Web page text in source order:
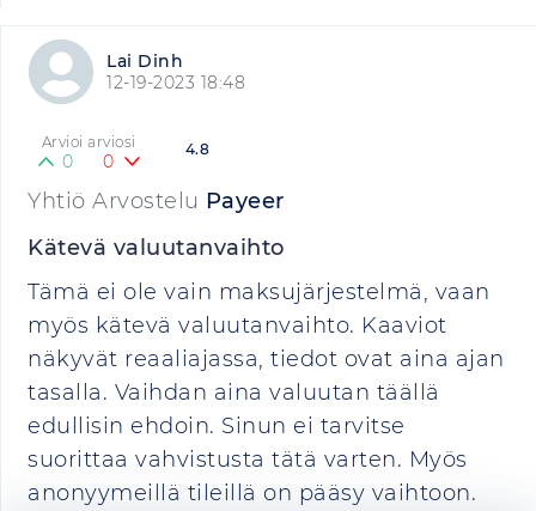
Lai Dinh
12-19-2023 18:48
4.8
Arvioi arviosi
0 0
Yhtiö Arvostelu Payeer
Kätevä valuutanvaihto
Tämä ei ole vain maksujärjestelmä, vaan
myös kätevä valuutanvaihto. Kaaviot
näkyvät reaaliajassa, tiedot ovat aina ajan
tasalla. Vaihdan aina valuutan täällä
edullisin ehdoin. Sinun ei tarvitse
suorittaa vahvistusta tätä varten. Myös
anonyymeillä tileillä on pääsy vaihtoon.